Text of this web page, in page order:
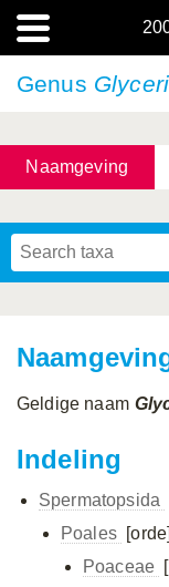
Genus
Naamgeving
Geldige naam
Indeling
Spermatopsida
Poales [orde]
Poaceae